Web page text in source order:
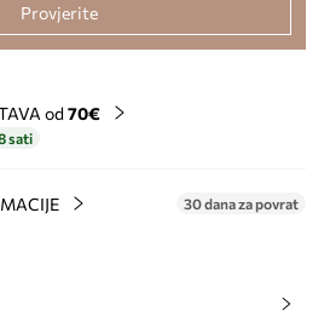
Provjerite
od 70€
sati
30 dana za povrat